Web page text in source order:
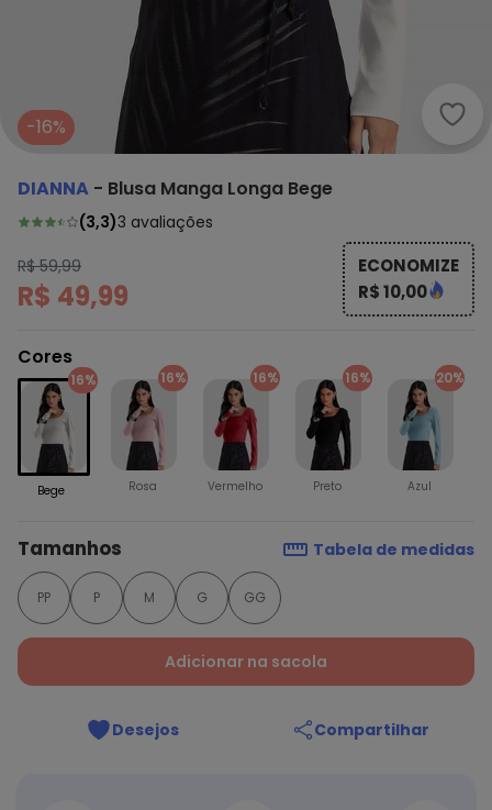
-16%
DIANNA - Blusa Manga Longa Bege
(3,3)3 avaliações
R$ 59,99
R$ 49,99
ECONOMIZE
R$ 10,00
Cores
16%
Bege
16%
Rosa
16%
Vermelho
16%
Preto
20%
Azul
Tamanhos Tabela de medidas
PP P M G GG
Adicionar na sacola
Desejos Compartilhar